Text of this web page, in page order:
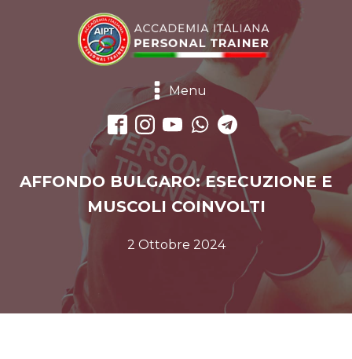
Menu
AFFONDO BULGARO: ESECUZIONE E
MUSCOLI COINVOLTI
2 Ottobre 2024